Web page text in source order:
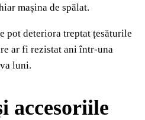
mașina de spălat.
pot deteriora treptat țesăturile
ar fi rezistat ani într-una
luni.
accesoriile